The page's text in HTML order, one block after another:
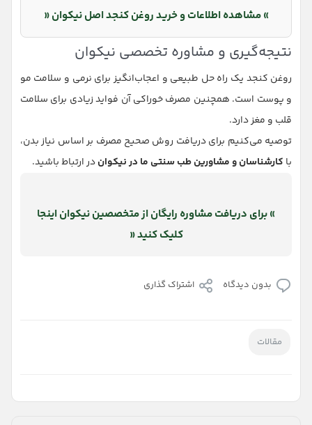
» مشاهده اطلاعات و خرید روغن کنجد اصل نیکوان «
نتیجه‌گیری و مشاوره تخصصی نیکوان
روغن کنجد یک راه حل طبیعی و اعجاب‌انگیز برای نرمی و سلامت مو
و پوست است. همچنین مصرف خوراکی آن فواید زیادی برای سلامت
قلب و مغز دارد.
توصیه می‌کنیم برای دریافت روش صحیح مصرف بر اساس نیاز بدن،
با کارشناسان و مشاورین طب سنتی ما در نیکواندر ارتباط باشید.
» برای دریافت مشاوره رایگان از متخصصین نیکوان اینجا
کلیک کنید «
بدون دیدگاه اشتراک گذاری
مقالات